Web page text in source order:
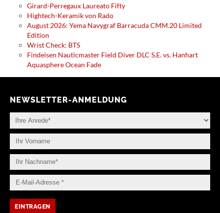
Girard-Perregaux Laureato Fifty
Hightech-Keramik von Rado
August 2026: Yema Navygraf Barracuda CMM.20 Limited
Edition
Wrist Check: BTS
Findeisen Nauticmaster Field Diver DLC S.E. vs. Hanhart
Aquasphere Ocean Fade
NEWSLETTER-ANMELDUNG